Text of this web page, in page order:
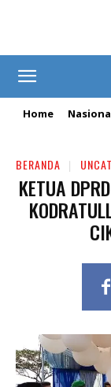
Home
BERANDA
KETUA